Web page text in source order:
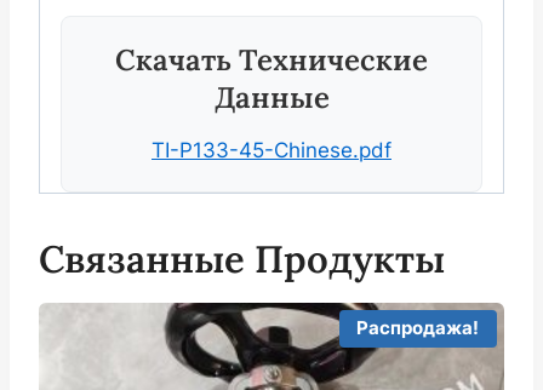
Скачать Технические
Данные
TI-P133-45-Chinese.pdf
Связанные Продукты
Распродажа!